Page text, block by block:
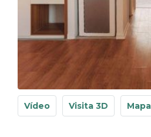
Vídeo Visita 3D Mapa